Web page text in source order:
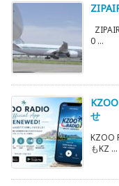
0 ...
せ
KZOO
もKZ ...